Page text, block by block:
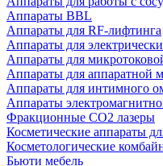
Аппараты BBL
Аппараты для RF-лифтинга
Аппараты для
Аппараты для
Аппараты для аппаратной
Аппараты для интимного
Аппараты
Фракционные CO2 лазеры
Косметические аппараты
Косметологические
Бьюти мебель